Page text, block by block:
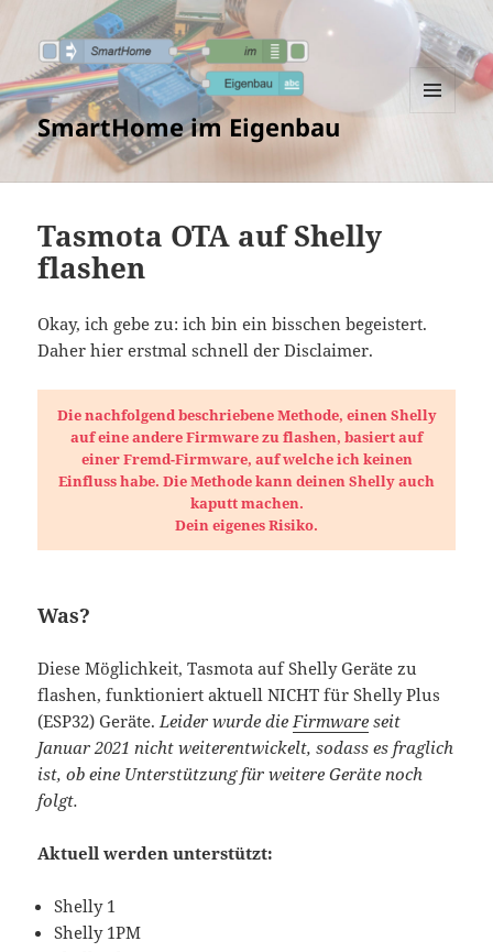
SmartHome im Eigenbau
Tasmota OTA auf Shelly
flashen
Okay, ich gebe zu: ich bin ein bisschen begeistert.
Daher hier erstmal schnell der Disclaimer.
Die nachfolgend beschriebene Methode, einen Shelly
auf eine andere Firmware zu flashen, basiert auf
einer Fremd-Firmware, auf welche ich keinen
Einfluss habe. Die Methode kann deinen Shelly auch
kaputt machen.
Dein eigenes Risiko.
Was?
Diese Möglichkeit, Tasmota auf Shelly Geräte zu
flashen, funktioniert aktuell NICHT für Shelly Plus
(ESP32) Geräte.Leider wurde dieFirmware seit
Januar 2021 nicht weiterentwickelt, sodass es fraglich
ist, ob eine Unterstützung für weitere Geräte noch
folgt.
Aktuell werden unterstützt:
Shelly 1
Shelly 1PM